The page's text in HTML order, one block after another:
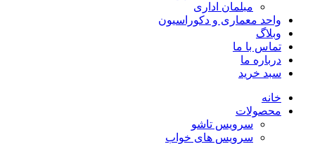
مبلمان اداری
واحد معماری و دکوراسیون
وبلاگ
تماس با ما
درباره ما
سبد خرید
خانه
محصولات
سرویس تاشو
سرویس های خواب